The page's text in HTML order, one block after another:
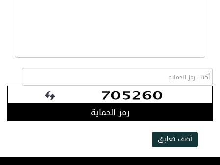
رمز الحماية
أضف تعليق